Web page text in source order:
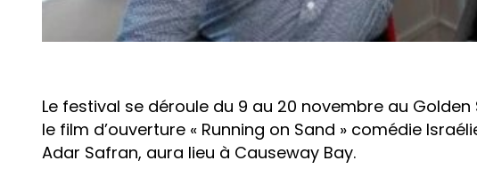
Le festival se déroule du 9 au 20 novembre au Golden
le film d’ouverture « Running on Sand » comédie
Adar Safran, aura lieu à Causeway Bay.